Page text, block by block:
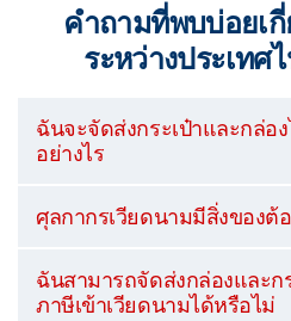
คำถามที่พบบ่อยเ
ระหว่างประเทศ
ฉันจะจัดส่งกระเป๋าและกล่อ
อย่างไร
ศุลกากรเวียดนามมีสิ่งของต้
ฉันสามารถจัดส่งกล่องและก
ภาษีเข้าเวียดนามได้หรือไม่